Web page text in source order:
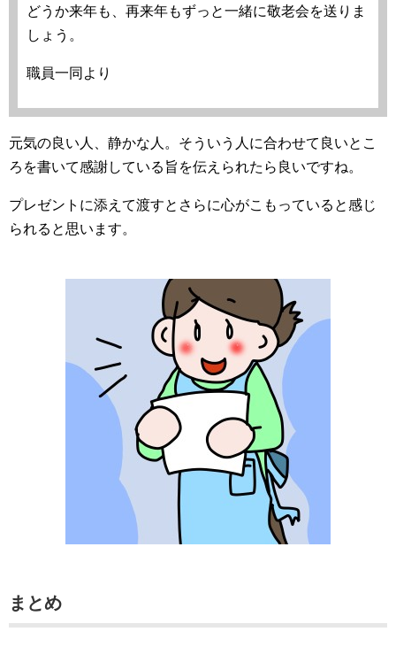
どうか来年も、再来年もずっと一緒に敬老会を送りま
しょう。
職員一同より
元気の良い人、静かな人。そういう人に合わせて良いとこ
ろを書いて感謝している旨を伝えられたら良いですね。
プレゼントに添えて渡すとさらに心がこもっていると感じ
られると思います。
まとめ